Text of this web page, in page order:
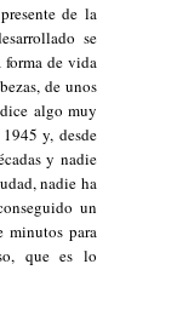
de la
se
forma de vida
de unos
algo muy
y, desde
y nadie
nadie ha
un
minutos para
que es lo